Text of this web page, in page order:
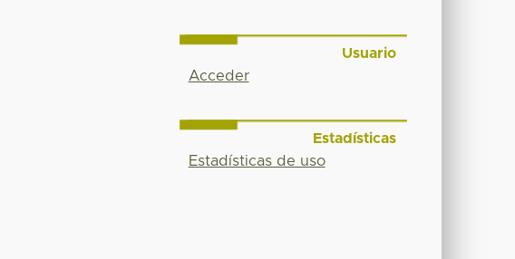
Usuario
Acceder
Estadísticas
Estadísticas de uso